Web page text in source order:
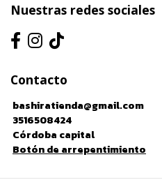
Nuestras redes sociales
Contacto
bashiratienda@gmail.com
3516508424
Córdoba capital
Botón de arrepentimiento